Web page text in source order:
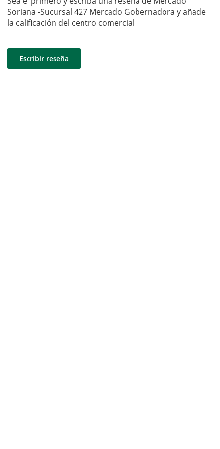
Soriana -Sucursal 427 Mercado Gobernadora y añade
la calificación del centro comercial
Escribir reseña